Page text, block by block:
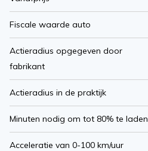
Fiscale waarde auto
Actieradius opgegeven door
fabrikant
Actieradius in de praktijk
Minuten nodig om tot 80% te laden
Acceleratie van 0-100 km/uur